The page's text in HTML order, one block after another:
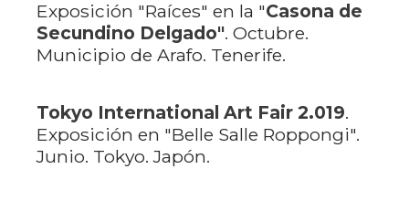
Exposición "Raíces" en la "Casona de
Secundino Delgado". Octubre.
Municipio de Arafo. Tenerife.
Tokyo International Art Fair 2.019.
Exposición en "Belle Salle Roppongi".
Junio. Tokyo. Japón.